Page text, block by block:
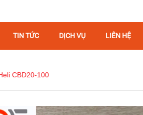
TIN TỨC DỊCH VỤ LIÊN HỆ
CBD20-100